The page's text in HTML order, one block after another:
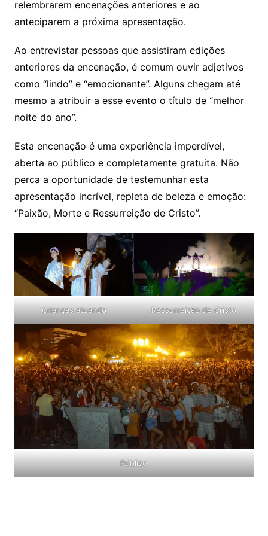
relembrarem encenações anteriores e ao
anteciparem a próxima apresentação.
Ao entrevistar pessoas que assistiram edições
anteriores da encenação, é comum ouvir adjetivos
como “lindo” e “emocionante”. Alguns chegam até
mesmo a atribuir a esse evento o título de “melhor
noite do ano”.
Esta encenação é uma experiência imperdível,
aberta ao público e completamente gratuita. Não
perca a oportunidade de testemunhar esta
apresentação incrível, repleta de beleza e emoção:
“Paixão, Morte e Ressurreição de Cristo”.
Crianças atuando Ressurreição de Cristo
Público